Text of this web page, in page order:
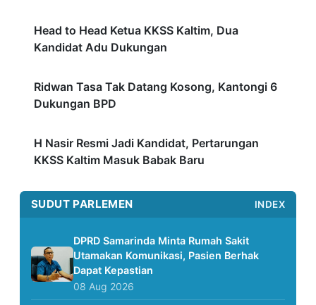
Head to Head Ketua KKSS Kaltim, Dua
Kandidat Adu Dukungan
Ridwan Tasa Tak Datang Kosong, Kantongi 6
Dukungan BPD
H Nasir Resmi Jadi Kandidat, Pertarungan
KKSS Kaltim Masuk Babak Baru
SUDUT PARLEMEN INDEX
DPRD Samarinda Minta Rumah Sakit
Utamakan Komunikasi, Pasien Berhak
Dapat Kepastian
08 Aug 2026